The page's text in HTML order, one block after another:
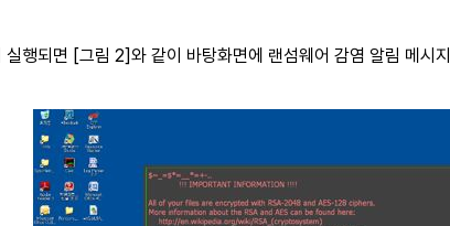
행되면 [그림 2]와 같이 바탕화면에 랜섬웨어 감염 알림 메시